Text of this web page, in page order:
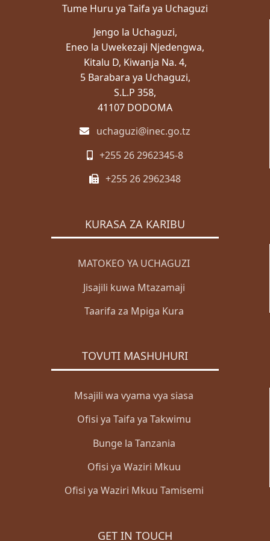
Zabuni za Kimataifa
Wazabuni Walioshinda
Tume Huru ya Taifa ya Uchaguzi
Jengo la Uchaguzi,
Eneo la Uwekezaji Njedengwa,
Kitalu D, Kiwanja Na. 4,
5 Barabara ya Uchaguzi,
S.L.P 358,
41107 DODOMA
uchaguzi@inec.go.tz
+255 26 2962345-8
+255 26 2962348
KURASA ZA KARIBU
MATOKEO YA UCHAGUZI
Jisajili kuwa Mtazamaji
Taarifa za Mpiga Kura
TOVUTI MASHUHURI
Msajili wa vyama vya siasa
Ofisi ya Taifa ya Takwimu
Bunge la Tanzania
Ofisi ya Waziri Mkuu
Ofisi ya Waziri Mkuu Tamisemi
GET IN TOUCH